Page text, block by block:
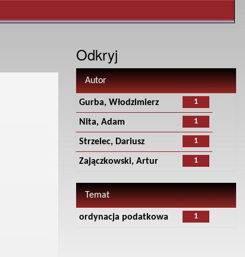
Odkryj
Autor
1
Gurba, Włodzimierz
1
Nita, Adam
1
Strzelec, Dariusz
1
Zajączkowski, Artur
Temat
1
ordynacja podatkowa